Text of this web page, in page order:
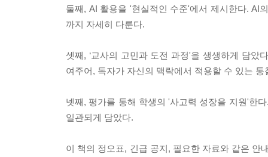
둘째, AI 활용을 '현실적인 수준'에서 제시한다. AI
까지 자세히 다룬다.
셋째, ‘교사의 고민과 도전 과정'을 생생하게 담았
여주어, 독자가 자신의 맥락에서 적용할 수 있는 통
넷째, 평가를 통해 학생의 '사고력 성장을 지원'한
일관되게 담았다.
이 책의 정오표, 긴급 공지, 필요한 자료와 같은 안